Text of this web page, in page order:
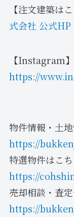
【注文建築はこ
式会社 公式HP
【Instagram】
https://
物件情報・土
https://
特選物件はこ
https://
売却相談・査
https://